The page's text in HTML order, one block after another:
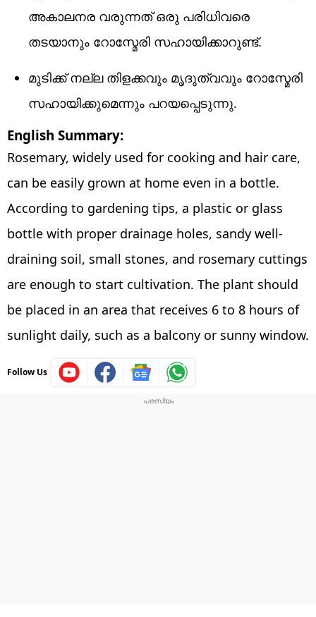
അകാലനര വരുന്നത് ഒരു പരിധിവരെ
തടയാനും റോസ്മേരി സഹായിക്കാറുണ്ട്.
മുടിക്ക് നല്ല തിളക്കവും മൃദുത്വവും റോസ്മേരി
സഹായിക്കുമെന്നും പറയപ്പെടുന്നു.
English Summary:
Rosemary, widely used for cooking and hair care,
can be easily grown at home even in a bottle.
According to gardening tips, a plastic or glass
bottle with proper drainage holes, sandy well-
draining soil, small stones, and rosemary cuttings
are enough to start cultivation. The plant should
be placed in an area that receives 6 to 8 hours of
sunlight daily, such as a balcony or sunny window.
Follow Us